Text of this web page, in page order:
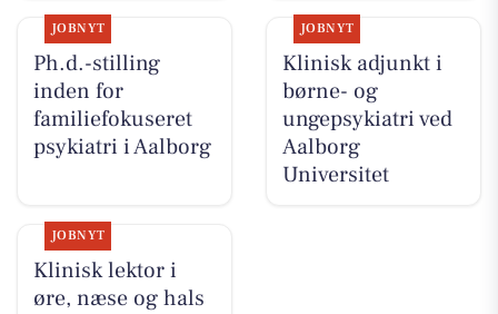
JOBNYT
Ph.d.-stilling
inden for
familiefokuseret
psykiatri i Aalborg
JOBNYT
Klinisk adjunkt i
børne- og
ungepsykiatri ved
Aalborg
Universitet
JOBNYT
Klinisk lektor i
øre, næse og hals